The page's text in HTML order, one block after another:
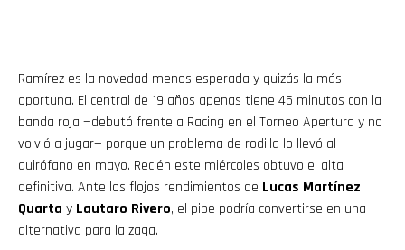
Ramírez es la novedad menos esperada y quizás la más
oportuna. El central de 19 años apenas tiene 45 minutos con la
banda roja —debutó frente a Racing en el Torneo Apertura y no
volvió a jugar— porque un problema de rodilla lo llevó al
quirófano en mayo. Recién este miércoles obtuvo el alta
definitiva. Ante los flojos rendimientos de Lucas Martínez
Quarta y Lautaro Rivero, el pibe podría convertirse en una
alternativa para la zaga.